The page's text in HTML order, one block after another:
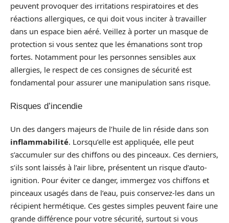
peuvent provoquer des irritations respiratoires et des
réactions allergiques, ce qui doit vous inciter à travailler
dans un espace bien aéré. Veillez à porter un masque de
protection si vous sentez que les émanations sont trop
fortes. Notamment pour les personnes sensibles aux
allergies, le respect de ces consignes de sécurité est
fondamental pour assurer une manipulation sans risque.
Risques d’incendie
Un des dangers majeurs de l’huile de lin réside dans son
inflammabilité. Lorsqu’elle est appliquée, elle peut
s’accumuler sur des chiffons ou des pinceaux. Ces derniers,
s’ils sont laissés à l’air libre, présentent un risque d’auto-
ignition. Pour éviter ce danger, immergez vos chiffons et
pinceaux usagés dans de l’eau, puis conservez-les dans un
récipient hermétique. Ces gestes simples peuvent faire une
grande différence pour votre sécurité, surtout si vous